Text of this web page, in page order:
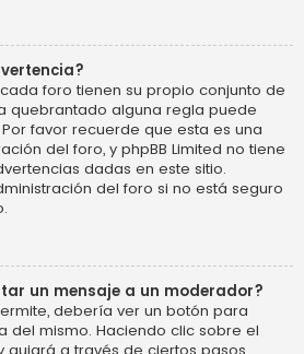
foro tienen su propio conjunto de
quebrantado alguna regla puede
favor recuerde que esta es una
del foro, y phpBB Limited no tiene
dadas en este sitio.
del foro si no está seguro
un mensaje a un moderador?
debería ver un botón para
del mismo. Haciendo clic sobre el